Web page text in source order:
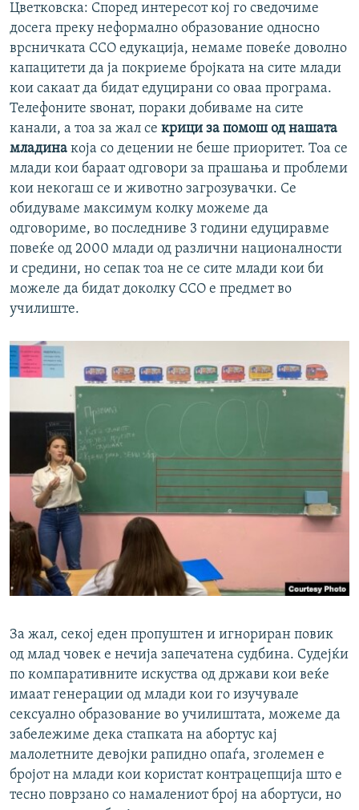
Цветковска: Според интересот кој го сведочиме
досега преку неформално образование односно
врсничката ССО едукација, немаме повеќе доволно
капацитети да ја покриеме бројката на сите млади
кои сакаат да бидат едуцирани со оваа програма.
Телефоните ѕвонат, пораки добиваме на сите
канали, а тоа за жал се крици за помош од нашата
младина која со децении не беше приоритет. Тоа се
млади кои бараат одговори за прашања и проблеми
кои некогаш се и животно загрозувачки. Се
обидуваме максимум колку можеме да
одговориме, во последниве 3 години едуциравме
повеќе од 2000 млади од различни националности
и средини, но сепак тоа не се сите млади кои би
можеле да бидат доколку ССО е предмет во
училиште.
За жал, секој еден пропуштен и игнориран повик
од млад човек е нечија запечатена судбина. Судејќи
по компаративните искуства од држави кои веќе
имаат генерации од млади кои го изучувале
сексуално образование во училиштата, можеме да
забележиме дека стапката на абортус кај
мaлолетните девојки рапидно опаѓа, зголемен е
бројот на млади кои користат контрацепција што е
тесно поврзано со намалениот број на абортуси, но